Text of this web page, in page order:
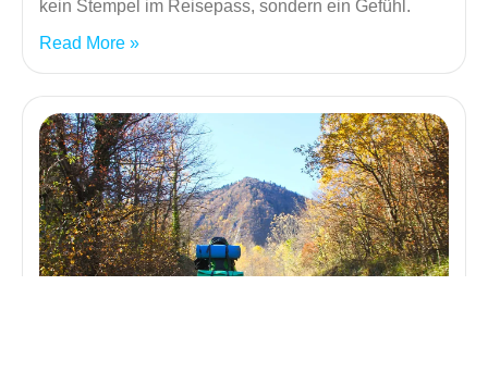
kein Stempel im Reisepass, sondern ein Gefühl.
Read More »